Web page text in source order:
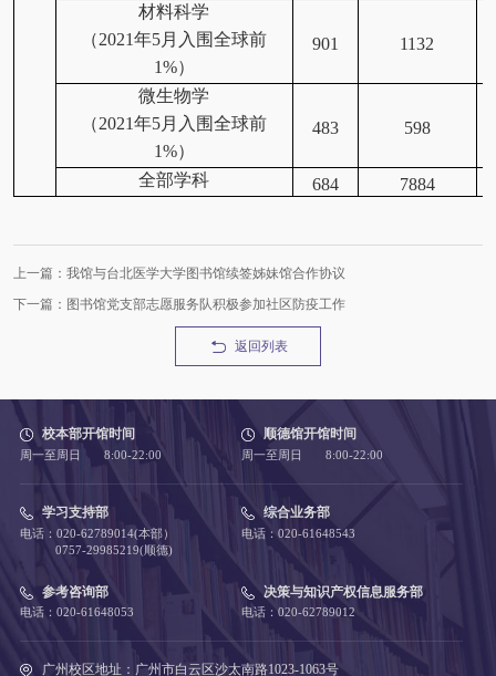
材料科学
（2021年5月入围全球前
1%）
901 1132
微生物学
（2021年5月入围全球前
1%）
483 598
全部学科 684 7884
上一篇：我馆与台北医学大学图书馆续签姊妹馆合作协议
下一篇：图书馆党支部志愿服务队积极参加社区防疫工作
返回列表
校本部开馆时间
周一至周日 8:00-22:00
顺德馆开馆时间
周一至周日 8:00-22:00
学习支持部
电话：020-62789014(本部）
0757-29985219(顺德)
综合业务部
电话：020-61648543
参考咨询部
电话：020-61648053
决策与知识产权信息服务部
电话：020-62789012
广州校区地址：广州市白云区沙太南路1023-1063号